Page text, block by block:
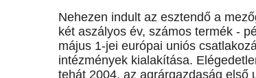
Nehezen indult az esztendő a
két aszályos év, számos termék -
május 1-jei európai uniós
intézmények kialakítása.
tehát 2004, az agrárgazdaság első